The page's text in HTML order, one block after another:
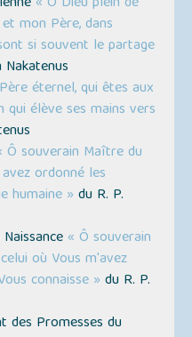
mon Père, dans
si souvent le partage
éternel, qui êtes aux
qui élève ses mains vers
Ô souverain Maître du
ordonné les
humaine » du R. P.
« Ô souverain
où Vous m'avez
connaisse » du R. P.
des Promesses du